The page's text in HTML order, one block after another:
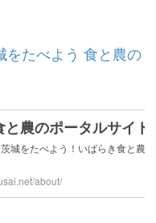
をたべよう 食と農の